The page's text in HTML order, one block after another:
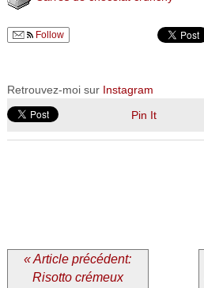
Follow
Retrouvez-moi sur Instagram
Pin It
« Article précédent:
Risotto crémeux